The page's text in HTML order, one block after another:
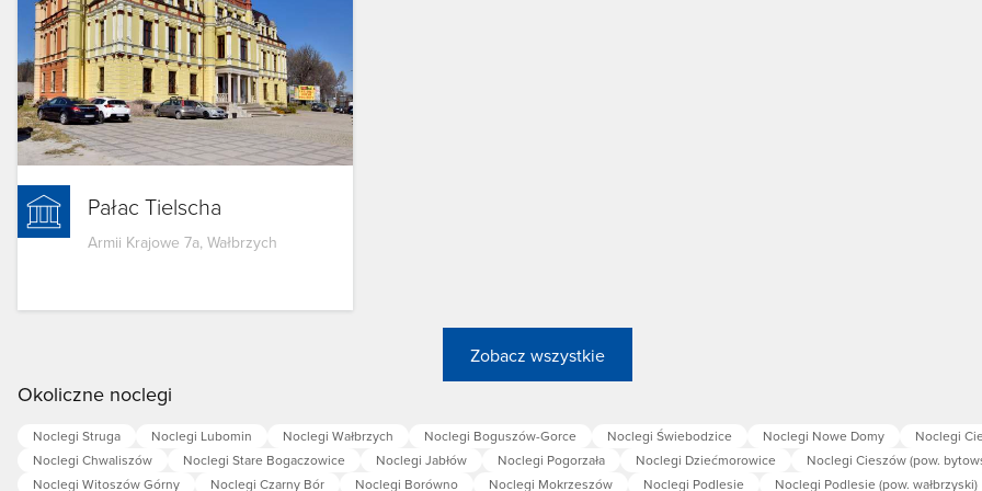
Pałac Tielscha
Armii Krajowe 7a, Wałbrzych
Zobacz wszystkie
Okoliczne noclegi
Noclegi Struga Noclegi Lubomin Noclegi Wałbrzych Noclegi Boguszów-Gorce Noclegi Świebodzice Noclegi Nowe Domy
Noclegi
Noclegi Chwaliszów
Noclegi Stare Bogaczowice Noclegi Jabłów Noclegi Pogorzała Noclegi Dziećmorowice
Noclegi Cieszów (pow.
Noclegi Witoszów Górny
Noclegi Czarny Bór Noclegi Borówno Noclegi Mokrzeszów Noclegi Podlesie Noclegi Podlesie (pow. wałbrzyski)